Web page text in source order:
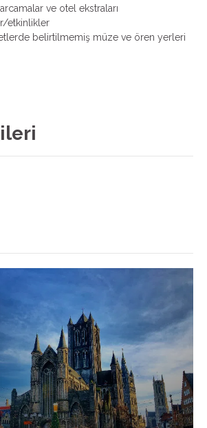
ve otel ekstraları
etkinlikler
belirtilmemiş müze ve ören yerleri